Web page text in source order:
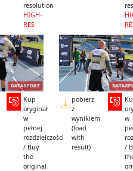
resolution
HIGH-
RES
Kup
oryginał
w
pełnej
rozdzielczości
/ Buy
the
original
pobierz
z
wynikiem
(load
with
result)
w
/